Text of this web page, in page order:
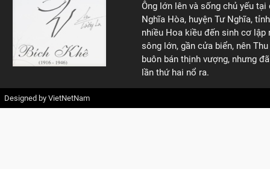
Ông lớn lên và sống chủ yếu
Nghĩa Hòa, huyện Tư Nghĩa,
nhiều Hoa kiều đến sinh cơ
sông lớn, gần cửa biển, nên
buôn bán thịnh vượng, nhưng
lần thứ hai nổ ra.
Designed byVietNetNam